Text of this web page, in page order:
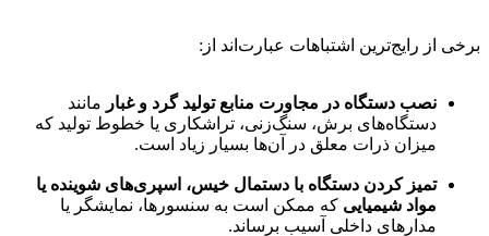
برخی از رایج‌ترین اشتباهات عبارت‌اند از:
نصب دستگاه در مجاورت منابع تولید گرد و غبار مانند
دستگاه‌های برش، سنگ‌زنی، تراشکاری یا خطوط تولید که
میزان ذرات معلق در آن‌ها بسیار زیاد است.
تمیز کردن دستگاه با دستمال خیس، اسپری‌های شوینده یا
مواد شیمیایی که ممکن است به سنسورها، نمایشگر یا
مدارهای داخلی آسیب برساند.